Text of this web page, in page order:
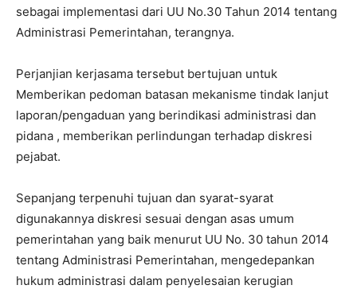
sebagai implementasi dari UU No.30 Tahun 2014 tentang
Administrasi Pemerintahan, terangnya.
Perjanjian kerjasama tersebut bertujuan untuk
Memberikan pedoman batasan mekanisme tindak lanjut
laporan/pengaduan yang berindikasi administrasi dan
pidana , memberikan perlindungan terhadap diskresi
pejabat.
Sepanjang terpenuhi tujuan dan syarat-syarat
digunakannya diskresi sesuai dengan asas umum
pemerintahan yang baik menurut UU No. 30 tahun 2014
tentang Administrasi Pemerintahan, mengedepankan
hukum administrasi dalam penyelesaian kerugian